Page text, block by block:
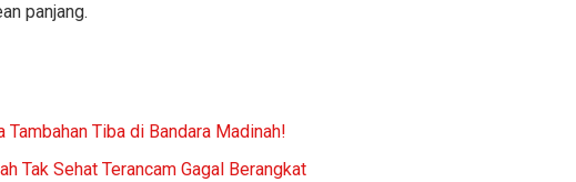
panjang.
Tiba di Bandara Madinah!
Tak Sehat Terancam Gagal Berangkat